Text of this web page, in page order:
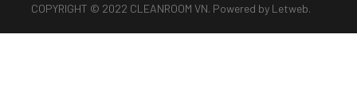
COPYRIGHT © 2022 CLEANROOM VN. Powered by Letweb.